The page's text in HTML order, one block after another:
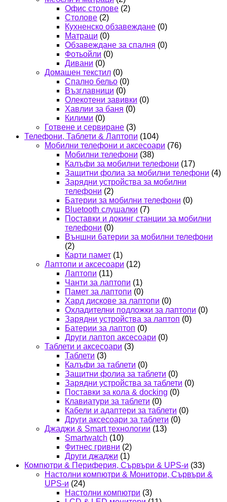
Офис столове (2)
Столове (2)
Кухненско обзавеждане (0)
Матраци (0)
Обзавеждане за спалня (0)
Фотьойли (0)
Дивани (0)
Домашен текстил (0)
Спално бельо (0)
Възглавници (0)
Олекотени завивки (0)
Хавлии за баня (0)
Килими (0)
Готвене и сервиране (3)
Телефони, Таблети & Лаптопи (104)
Мобилни телефони и аксесоари (76)
Мобилни телефони (38)
Калъфи за мобилни телефони (17)
Защитни фолиа за мобилни телефони (4)
Зарядни устройства за мобилни
телефони (2)
Батерии за мобилни телефони (0)
Bluetooth слушалки (7)
Поставки и докинг станции за мобилни
телефони (0)
Външни батерии за мобилни телефони
(2)
Карти памет (1)
Лаптопи и аксесоари (12)
Лаптопи (11)
Чанти за лаптопи (1)
Памет за лаптопи (0)
Хард дискове за лаптопи (0)
Охладителни подложки за лаптопи (0)
Зарядни устройства за лаптоп (0)
Батерии за лаптоп (0)
Други лаптоп аксесоари (0)
Таблети и аксесоари (3)
Таблети (3)
Калъфи за таблети (0)
Защитни фолиа за таблети (0)
Зарядни устройства за таблети (0)
Поставки за кола & docking (0)
Клавиатури за таблети (0)
Кабели и адаптери за таблети (0)
Други аксесоари за таблети (0)
Джаджи & Smart технологии (13)
Smartwatch (10)
Фитнес гривни (2)
Други джаджи (1)
Компютри & Периферия, Сървъри & UPS-и (33)
Настолни компютри & Монитори, Сървъри &
UPS-и (24)
Настолни компютри (3)